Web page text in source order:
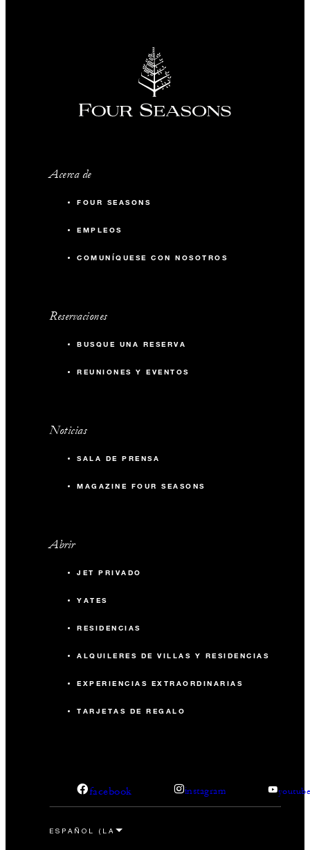
Acerca de
FOUR SEASONS
EMPLEOS
COMUNÍQUESE CON NOSOTROS
Reservaciones
BUSQUE UNA RESERVA
REUNIONES Y EVENTOS
Noticias
SALA DE PRENSA
MAGAZINE FOUR SEASONS
Abrir
JET PRIVADO
YATES
RESIDENCIAS
ALQUILERES DE VILLAS Y RESIDENCIAS
EXPERIENCIAS EXTRAORDINARIAS
TARJETAS DE REGALO
facebook instagram